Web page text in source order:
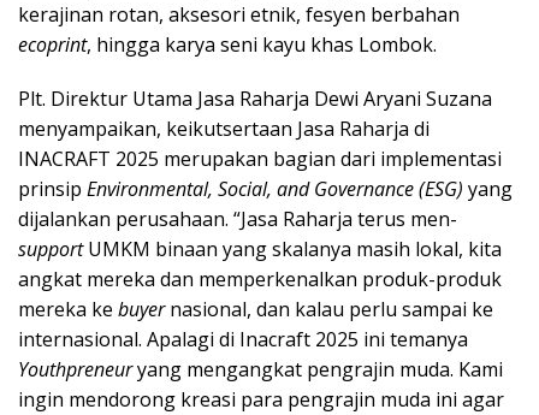
kerajinan rotan, aksesori etnik, fesyen berbahan
ecoprint, hingga karya seni kayu khas Lombok.
Plt. Direktur Utama Jasa Raharja Dewi Aryani Suzana
menyampaikan, keikutsertaan Jasa Raharja di
INACRAFT 2025 merupakan bagian dari implementasi
prinsip Environmental, Social, and Governance (ESG) yang
dijalankan perusahaan. “Jasa Raharja terus men-
supportUMKM binaan yang skalanya masih lokal, kita
angkat mereka dan memperkenalkan produk-produk
mereka ke buyernasional, dan kalau perlu sampai ke
internasional. Apalagi di Inacraft 2025 ini temanya
Youthpreneuryang mengangkat pengrajin muda. Kami
ingin mendorong kreasi para pengrajin muda ini agar